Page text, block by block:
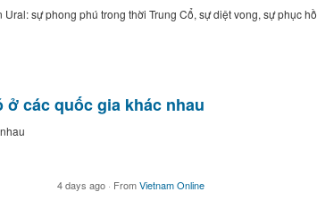
sự phong phú trong thời Trung Cổ, sự diệt vong, sự phục
các quốc gia khác nhau
4 days ago · FromVietnam Online